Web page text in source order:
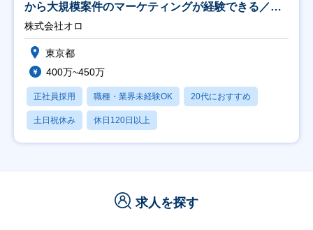
から大規模案件のマーケティングが経験できる／研
修充実】
株式会社オロ
東京都
400万~450万
正社員採用 職種・業界未経験OK 20代におすすめ
土日祝休み 休日120日以上
求人を探す